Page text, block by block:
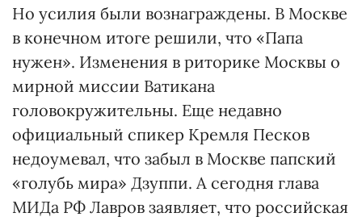
Но усилия были вознаграждены. В Москве
в конечном итоге решили, что «Папа
нужен». Изменения в риторике Москвы о
мирной миссии Ватикана
головокружительны. Еще недавно
официальный спикер Кремля Песков
недоумевал, что забыл в Москве папский
«голубь мира» Дзуппи. А сегодня глава
МИДа РФ Лавров заявляет, что российская